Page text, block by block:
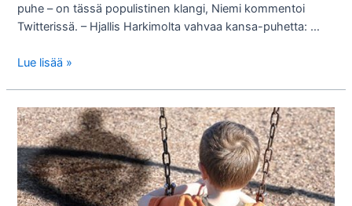
puhe – on tässä populistinen klangi, Niemi kommentoi
Twitterissä. – Hjallis Harkimolta vahvaa kansa-puhetta: …
Politiikan
ennenkin
Lue lisää »